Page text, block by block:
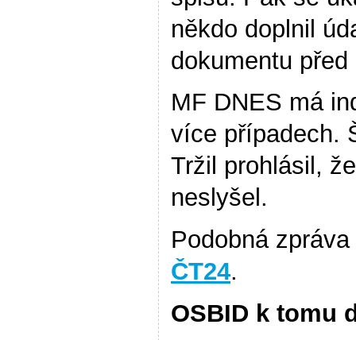
někdo doplnil
dokumentu
MF DNES má
více případech.
Tržil prohlásil,
neslyšel.
Podobná
ČT24.
OSBID k tomu